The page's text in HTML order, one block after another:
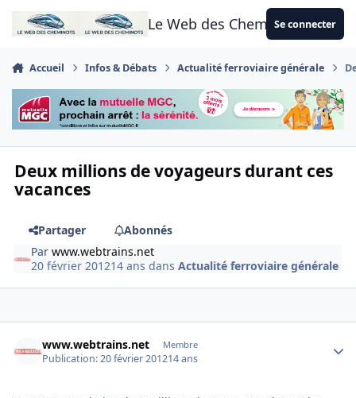
Aller au contenu
Le Web des CheminotsSe connecter
Accueil Infos & Débats Actualité ferroviaire générale
Deux millions de voyageurs durant ces
vacances
Partager
Abonnés
Parwww.webtrains.net
20 février 201214 ans dansActualité ferroviaire générale
www.webtrains.net Membre
Publication:20 février 201214 ans